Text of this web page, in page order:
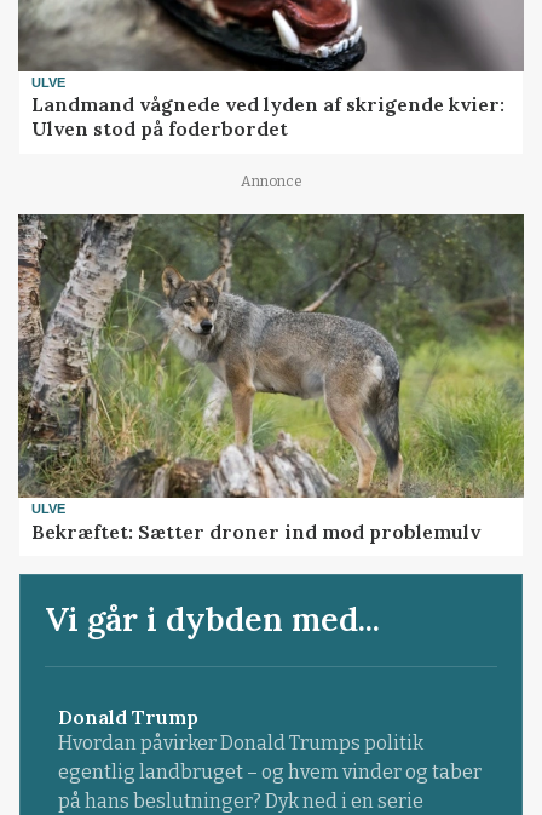
ULVE
Landmand vågnede ved lyden af skrigende kvier:
Ulven stod på foderbordet
Annonce
ULVE
Bekræftet: Sætter droner ind mod problemulv
Vi går i dybden med...
Donald Trump
Hvordan påvirker Donald Trumps politik
egentlig landbruget – og hvem vinder og taber
på hans beslutninger? Dyk ned i en serie